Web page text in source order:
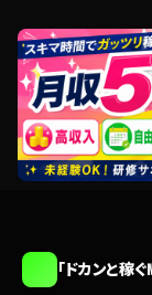
「ドカンと稼